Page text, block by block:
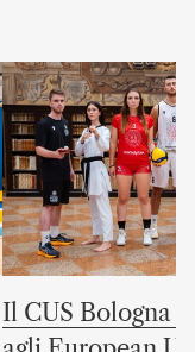
Il CUS Bologna